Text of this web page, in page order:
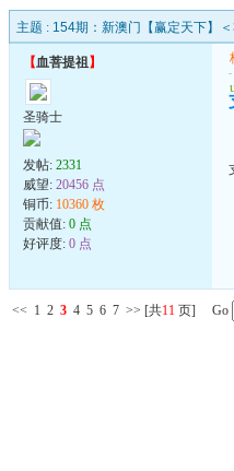
主题 : 154期：新澳门【赢定天下】
【血菩提祖 】
圣骑士
发帖: 2331
威望: 20456 点
铜币: 10360 枚
贡献值: 0 点
好评度: 0 点
<< 1 2 3 4 5 6 7 >> [共11 页] Go